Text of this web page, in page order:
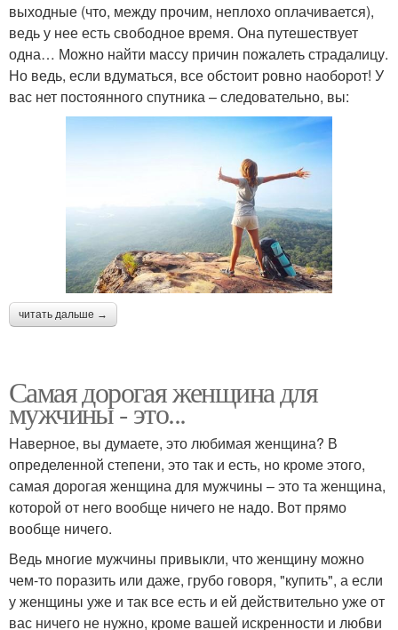
выходные (что, между прочим, неплохо оплачивается),
ведь у нее есть свободное время. Она путешествует
одна… Можно найти массу причин пожалеть страдалицу.
Но ведь, если вдуматься, все обстоит ровно наоборот! У
вас нет постоянного спутника – следовательно, вы:
читать дальше →
Самая дорогая женщина для
мужчины - это...
Наверное, вы думаете, это любимая женщина? В
определенной степени, это так и есть, но кроме этого,
самая дорогая женщина для мужчины – это та женщина,
которой от него вообще ничего не надо. Вот прямо
вообще ничего.
Ведь многие мужчины привыкли, что женщину можно
чем-то поразить или даже, грубо говоря, "купить", а если
у женщины уже и так все есть и ей действительно уже от
вас ничего не нужно, кроме вашей искренности и любви